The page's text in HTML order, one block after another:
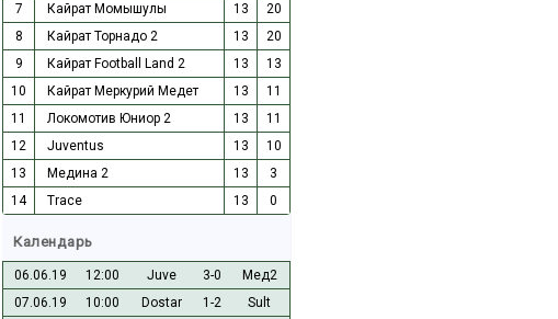
7
Кайрат Момышулы 13
20
8
Кайрат Торнадо 2 13
20
9
Кайрат Football Land 2 13
13
10
Кайрат Меркурий Медет 13
11
11
Локомотив Юниор 2 13
11
12
Juventus 13
10
13
Медина 2 13
3
14
Trace 13 0
Календарь
06.06.19 12:00 Juve 3-0
Мед2
07.06.19
10:00 Dostar 1-2 Sult